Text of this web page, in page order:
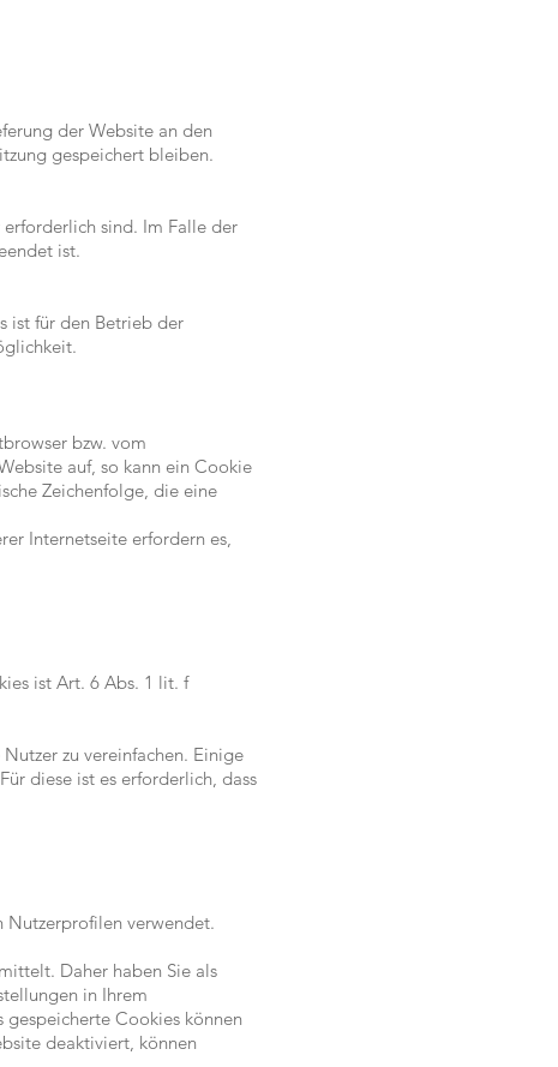
der Website an den
gespeichert bleiben.
sind. Im Falle der
ist.
ist für den Betrieb der
bzw. vom
auf, so kann ein Cookie
Zeichenfolge, die eine
Internetseite erfordern es,
ist Art. 6 Abs. 1 lit. f
zu vereinfachen. Einige
diese ist es erforderlich, dass
Nutzerprofilen verwendet.
Daher haben Sie als
in Ihrem
Cookies können
deaktiviert, können